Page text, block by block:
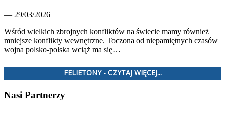
— 29/03/2026
Wśród wielkich zbrojnych konfliktów na świecie mamy również
mniejsze konflikty wewnętrzne. Toczona od niepamiętnych czasów
wojna polsko-polska wciąż ma się…
FELIETONY - CZYTAJ WIĘCEJ...
Nasi Partnerzy